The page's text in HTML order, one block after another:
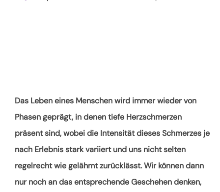
Das Leben eines Menschen wird immer wieder von
Phasen geprägt, in denen tiefe Herzschmerzen
präsent sind, wobei die Intensität dieses Schmerzes je
nach Erlebnis stark variiert und uns nicht selten
regelrecht wie gelähmt zurücklässt. Wir können dann
nur noch an das entsprechende Geschehen denken,